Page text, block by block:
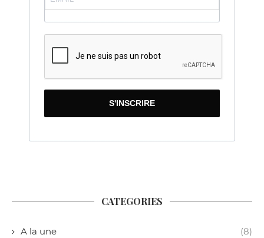
S'INSCRIRE
CATEGORIES
A la une (8)